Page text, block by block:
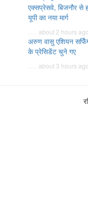
एक्सप्रेसवे, बिजनौर से
यूपी का नया मार्ग
. . . about 2 hours ago
अरुण वासु एशियन
के प्रेसिडेंट चुने गए
. . . about 3 hours ago